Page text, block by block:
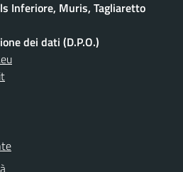
Inferiore, Muris, Tagliaretto
dei dati (D.P.O.)